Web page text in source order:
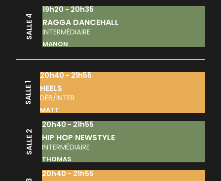
SALLE 4
19h20 - 20h35
RAGGA DANCEHALL
INTERMÉDIAIRE
MANON
SALLE 1
20h40 - 21h55
HEELS
DÉB/INTER
MATT
SALLE 2
20h40 - 21h55
HIP HOP NEWSTYLE
INTERMÉDIAIRE
THOMAS
20h40 - 21h55